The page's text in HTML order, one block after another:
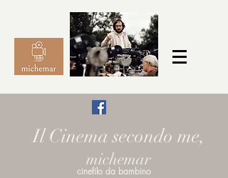
Il Cinema secondo me,
michemar
cinefilo da bambino